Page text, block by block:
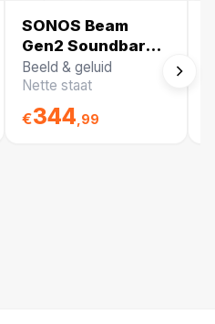
SONOS Beam
Gen2 Soundbar
Zwart | Nette
staat | Met
garantie
Beeld & geluid
Nette staat
€344 ,99